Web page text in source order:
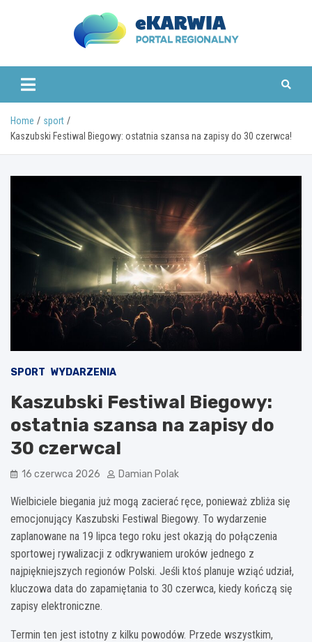
www.ekarwia.pl
Home
sport
Kaszubski Festiwal Biegowy: ostatnia szansa na zapisy do 30 czerwca!
SPORT WYDARZENIA
Kaszubski Festiwal Biegowy:
ostatnia szansa na zapisy do
30 czerwca!
16 czerwca 2026 Damian Polak
Wielbiciele biegania już mogą zacierać ręce, ponieważ zbliża się
emocjonujący Kaszubski Festiwal Biegowy. To wydarzenie
zaplanowane na 19 lipca tego roku jest okazją do połączenia
sportowej rywalizacji z odkrywaniem uroków jednego z
najpiękniejszych regionów Polski. Jeśli ktoś planuje wziąć udział,
kluczowa data do zapamiętania to 30 czerwca, kiedy kończą się
zapisy elektroniczne.
Termin ten jest istotny z kilku powodów. Przede wszystkim,